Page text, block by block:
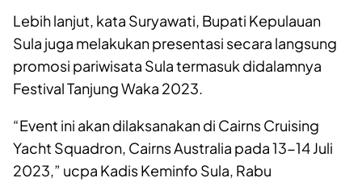
Lebih lanjut, kata Suryawati, Bupati Kepulauan
Sula juga melakukan presentasi secara langsung
promosi pariwisata Sula termasuk didalamnya
Festival Tanjung Waka 2023.
“Event ini akan dilaksanakan di Cairns Cruising
Yacht Squadron, Cairns Australia pada 13-14 Juli
2023,” ucpa Kadis Keminfo Sula, Rabu